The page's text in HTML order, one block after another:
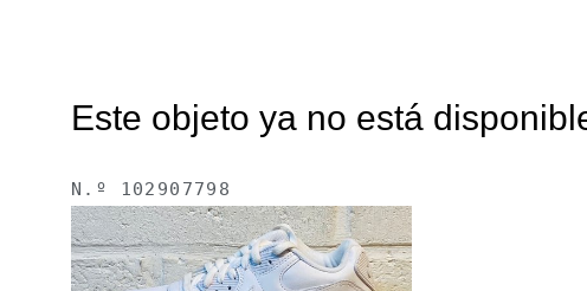
Este objeto ya no está
N.º 102907798